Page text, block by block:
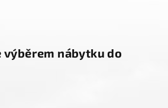
výběrem nábytku do